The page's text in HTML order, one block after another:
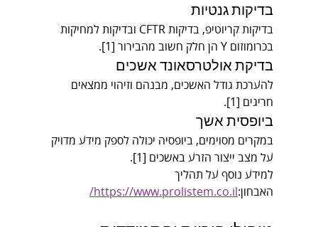
בדיקות גנטיות
בדיקות קריוטיפ, בדיקות CFTR ובדיקות למחיקות
בכרומוזום Y הן חלק חשוב מהבירור [1].
בדיקת אולטרסאונד אשכים
להערכת גודל האשכים, מבנהם וזיהוי ממצאים
חריגים [1].
ביופסית אשך
במקרים מסוימים, ביופסיה יכולה לספק מידע מדויק
על מצב ייצור הזרע באשכים [1].
למידע נוסף על תהליך
האבחון:https://www.prolistem.co.il/